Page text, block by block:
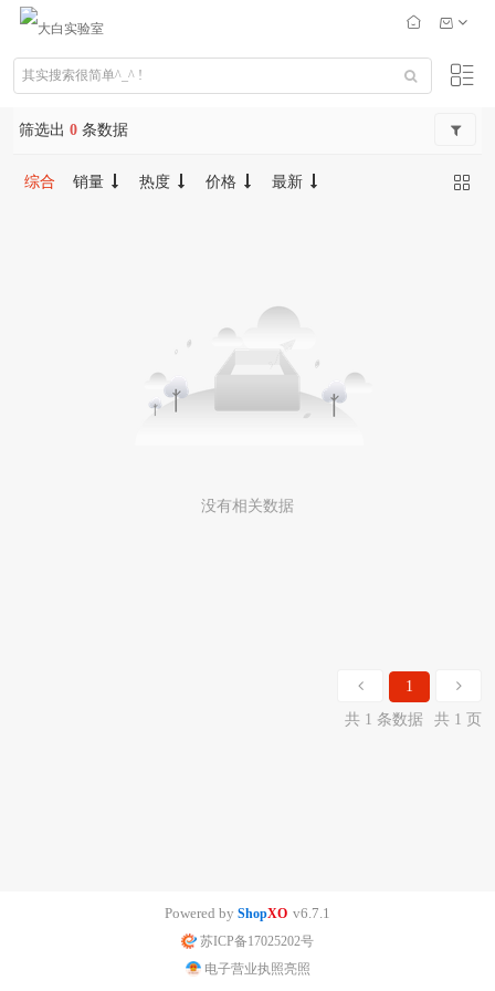
筛选出 0 条数据
综合 销量 热度 价格 最新
没有相关数据
1
共 1 条数据
共 1 页
Powered by ShopXO v6.7.1
苏ICP备17025202号
电子营业执照亮照